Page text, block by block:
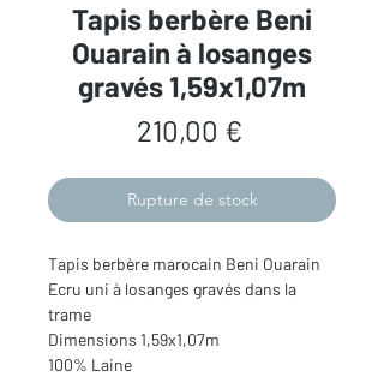
Tapis berbère Beni
Ouarain à losanges
gravés 1,59x1,07m
210,00 €Prix
Rupture de stock
Tapis berbère marocain Beni Ouarain
Ecru uni à losanges gravés dans la
trame
Dimensions 1,59x1,07m
100% Laine